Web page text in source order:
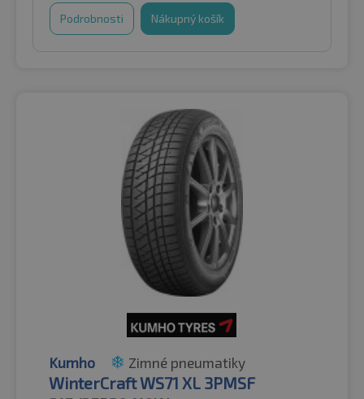
Podrobnosti Nákupný košík
Kumho Zimné pneumatiky
WinterCraft WS71 XL 3PMSF